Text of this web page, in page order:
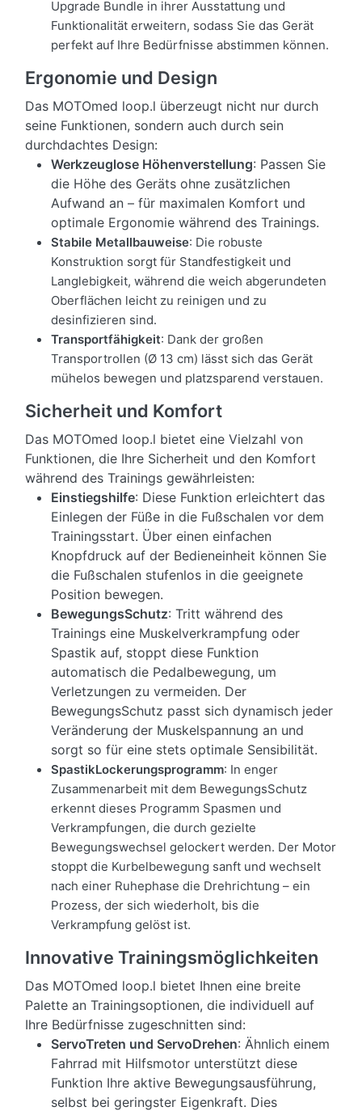
Upgrade Bundle in ihrer Ausstattung und
Funktionalität erweitern, sodass Sie das Gerät
perfekt auf Ihre Bedürfnisse abstimmen können.
Ergonomie und Design
Das MOTOmed loop.l überzeugt nicht nur durch
seine Funktionen, sondern auch durch sein
durchdachtes Design:
Werkzeuglose Höhenverstellung: Passen Sie
die Höhe des Geräts ohne zusätzlichen
Aufwand an – für maximalen Komfort und
optimale Ergonomie während des Trainings.
Stabile Metallbauweise: Die robuste
Konstruktion sorgt für Standfestigkeit und
Langlebigkeit, während die weich abgerundeten
Oberflächen leicht zu reinigen und zu
desinfizieren sind.
Transportfähigkeit: Dank der großen
Transportrollen (Ø 13 cm) lässt sich das Gerät
mühelos bewegen und platzsparend verstauen.
Sicherheit und Komfort
Das MOTOmed loop.l bietet eine Vielzahl von
Funktionen, die Ihre Sicherheit und den Komfort
während des Trainings gewährleisten:
Einstiegshilfe: Diese Funktion erleichtert das
Einlegen der Füße in die Fußschalen vor dem
Trainingsstart. Über einen einfachen
Knopfdruck auf der Bedieneinheit können Sie
die Fußschalen stufenlos in die geeignete
Position bewegen.
BewegungsSchutz: Tritt während des
Trainings eine Muskelverkrampfung oder
Spastik auf, stoppt diese Funktion
automatisch die Pedalbewegung, um
Verletzungen zu vermeiden. Der
BewegungsSchutz passt sich dynamisch jeder
Veränderung der Muskelspannung an und
sorgt so für eine stets optimale Sensibilität.
SpastikLockerungsprogramm: In enger
Zusammenarbeit mit dem BewegungsSchutz
erkennt dieses Programm Spasmen und
Verkrampfungen, die durch gezielte
Bewegungswechsel gelockert werden. Der Motor
stoppt die Kurbelbewegung sanft und wechselt
nach einer Ruhephase die Drehrichtung – ein
Prozess, der sich wiederholt, bis die
Verkrampfung gelöst ist.
Innovative Trainingsmöglichkeiten
Das MOTOmed loop.l bietet Ihnen eine breite
Palette an Trainingsoptionen, die individuell auf
Ihre Bedürfnisse zugeschnitten sind:
ServoTreten und ServoDrehen: Ähnlich einem
Fahrrad mit Hilfsmotor unterstützt diese
Funktion Ihre aktive Bewegungsausführung,
selbst bei geringster Eigenkraft. Dies